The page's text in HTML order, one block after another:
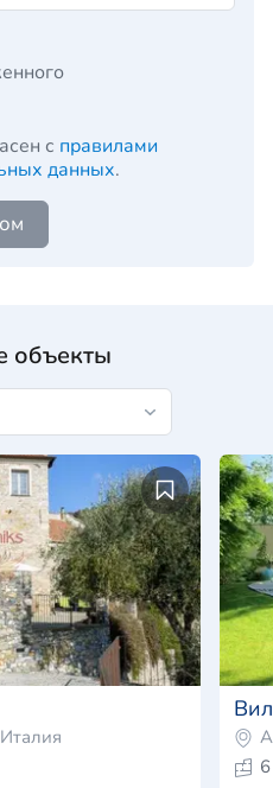
с правилами
данных.
объекты
6